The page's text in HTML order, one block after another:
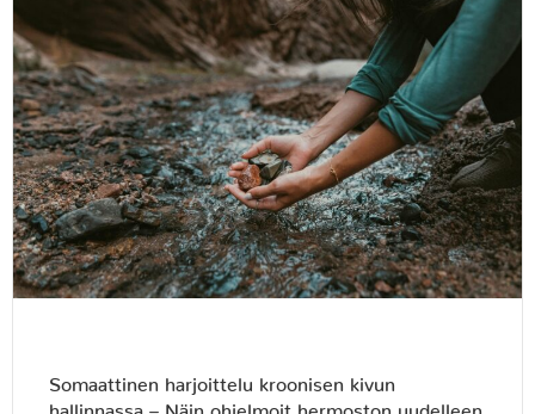
Somaattinen harjoittelu kroonisen kivun
hallinnassa – Näin ohjelmoit hermoston uudelleen